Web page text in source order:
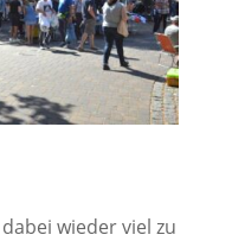
wieder viel zu